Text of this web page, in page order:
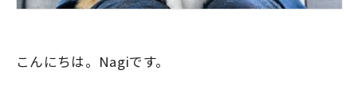
こんにちは。Nagiです。